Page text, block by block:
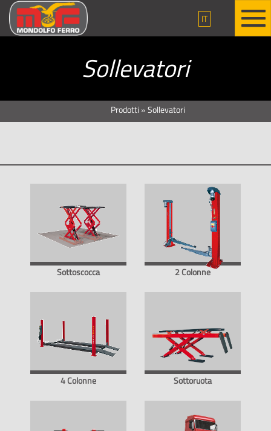
IT
Sollevatori
Prodotti »Sollevatori
Sottoscocca 2 Colonne
4 Colonne Sottoruota